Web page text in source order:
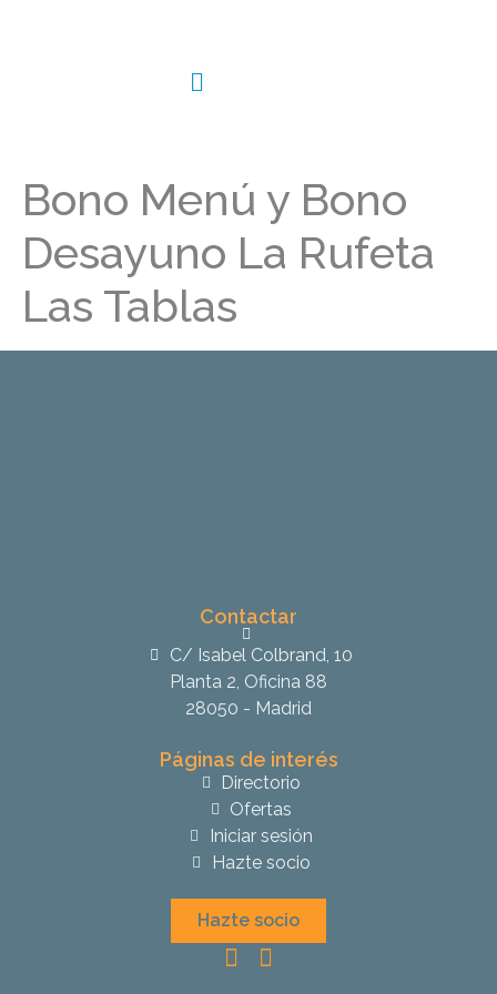
Bono Menú y Bono
Desayuno La Rufeta
Las Tablas
Contactar
C/ Isabel Colbrand, 10
Planta 2, Oficina 88
28050 - Madrid
Páginas de interés
Directorio
Ofertas
Iniciar sesión
Hazte socio
Hazte socio